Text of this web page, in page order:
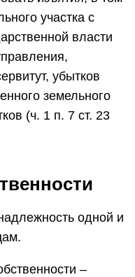
участка с
власти
убытков
земельного
(ч. 1 п. 7 ст. 23
одной и
–